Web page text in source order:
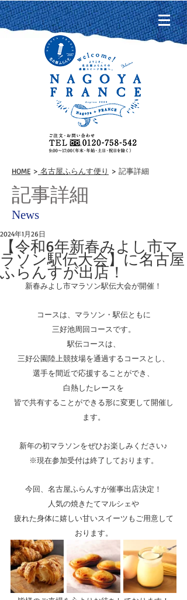
HOME > 名古屋ふらんす便り > 記事詳細
記事詳細
News
【令和6年新春みよし市マ
ラソン駅伝大会】に名古屋
ふらんすが出店！
2024年1月26日
新春みよし市マラソン駅伝大会が開催！
コースは、マラソン・駅伝ともに
三好池周回コースです。
駅伝コースは、
三好公園陸上競技場を通過するコースとし、
選手を間近で応援することができ、
白熱したレースを
皆で共有することができる形に変更して開催し
ます。
新年の初マラソンをぜひお楽しみください♪
※現在参加受付は終了しております。
今回、名古屋ふらんすが催事出店決定！
人気の焼きたてマルシェや
疲れた身体に嬉しい甘いスイーツもご用意して
おります。